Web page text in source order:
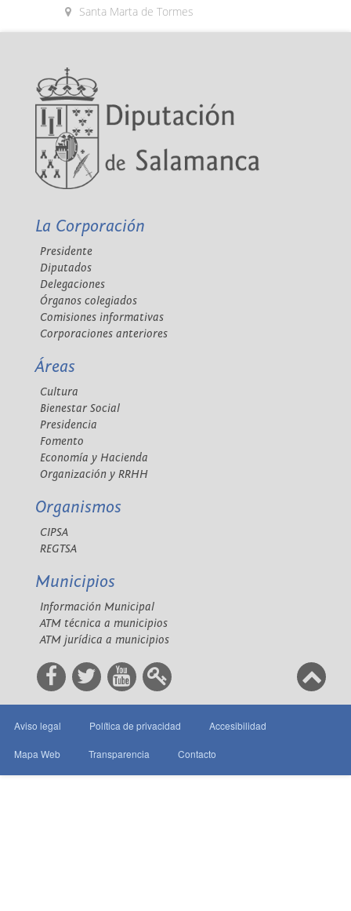
Santa Marta de Tormes
La Corporación
Presidente
Diputados
Delegaciones
Órganos colegiados
Comisiones informativas
Corporaciones anteriores
Áreas
Cultura
Bienestar Social
Presidencia
Fomento
Economía y Hacienda
Organización y RRHH
Organismos
CIPSA
REGTSA
Municipios
Información Municipal
ATM técnica a municipios
ATM jurídica a municipios
Aviso legal Política de privacidad Accesibilidad
Mapa Web Transparencia Contacto